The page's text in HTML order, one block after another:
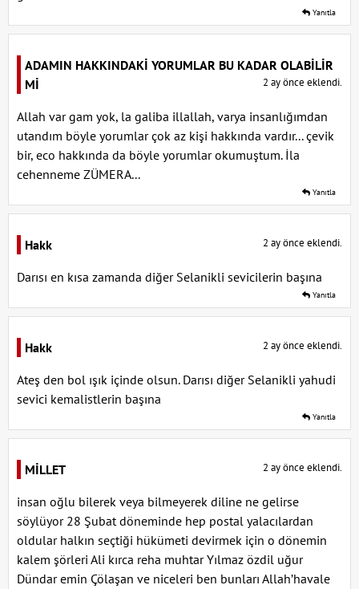
Yanıtla
ADAMIN HAKKINDAKİ YORUMLAR BU KADAR OLABİLİR
Mİ
2 ay önce eklendi.
Allah var gam yok, la galiba illallah, varya insanlığımdan
utandım böyle yorumlar çok az kişi hakkında vardır... çevik
bir, eco hakkında da böyle yorumlar okumuştum. İla
cehenneme ZÜMERA...
Yanıtla
Hakk 2 ay önce eklendi.
Darısı en kısa zamanda diğer Selanikli sevicilerin başına
Yanıtla
Hakk 2 ay önce eklendi.
Ateş den bol ışık içinde olsun. Darısı diğer Selanikli yahudi
sevici kemalistlerin başına
Yanıtla
MİLLET 2 ay önce eklendi.
insan oğlu bilerek veya bilmeyerek diline ne gelirse
söylüyor 28 Şubat döneminde hep postal yalacılardan
oldular halkın seçtiği hükümeti devirmek için o dönemin
kalem şörleri Ali kırca reha muhtar Yılmaz özdil uğur
Dündar emin Çölaşan ve niceleri ben bunları Allah’havale